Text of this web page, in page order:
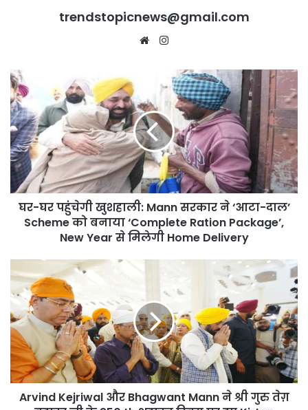
trendstopicnews@gmail.com
Website
घर-
घर
पहुंचेगी
खुशहाली:
Mann
सरकार
ने
‘आटा-
दाल’
Scheme
Package’,
New
Year
से
मिलेगी
Home
Delivery
घर-घर पहुंचेगी खुशहाली: Mann सरकार ने ‘आटा-दाल’
Scheme को बनाया ‘Complete Ration Package’,
New Year से मिलेगी Home Delivery
Kejriwal
और
Bhagwant
Mann
ने
श्री
गुरु
तेग़
बहादर
Arvind Kejriwal और Bhagwant Mann ने श्री गुरु तेग़